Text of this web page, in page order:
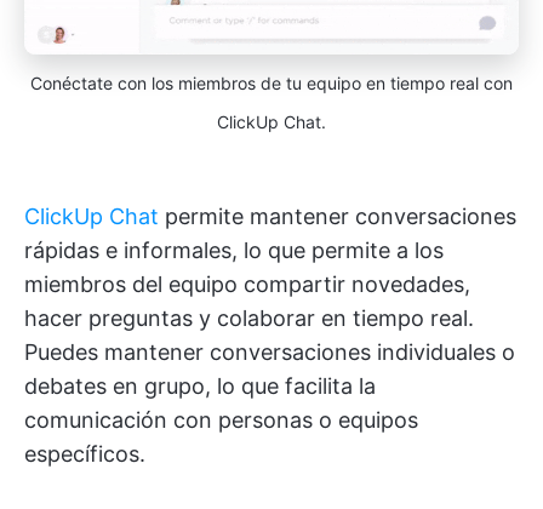
Conéctate con los miembros de tu equipo en tiempo real con
ClickUp Chat.
ClickUp Chat permite mantener conversaciones
rápidas e informales, lo que permite a los
miembros del equipo compartir novedades,
hacer preguntas y colaborar en tiempo real.
Puedes mantener conversaciones individuales o
debates en grupo, lo que facilita la
comunicación con personas o equipos
específicos.